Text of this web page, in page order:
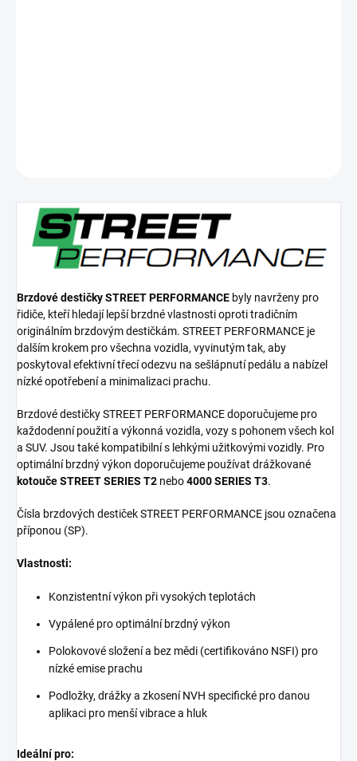
Brzdové destičky STREET PERFORMANCE byly navrženy pro
řidiče, kteří hledají lepší brzdné vlastnosti oproti tradičním
originálním brzdovým destičkám. STREET PERFORMANCE je
dalším krokem pro všechna vozidla, vyvinutým tak, aby
poskytoval efektivní třecí odezvu na sešlápnutí pedálu a nabízel
nízké opotřebení a minimalizaci prachu.
Brzdové destičky STREET PERFORMANCE doporučujeme pro
každodenní použití a výkonná vozidla, vozy s pohonem všech kol
a SUV. Jsou také kompatibilní s lehkými užitkovými vozidly. Pro
optimální brzdný výkon doporučujeme používat drážkované
kotouče STREET SERIES T2 nebo4000 SERIES T3.
Čísla brzdových destiček STREET PERFORMANCE jsou označena
příponou (SP).
Vlastnosti:
Konzistentní výkon při vysokých teplotách
Vypálené pro optimální brzdný výkon
Polokovové složení a bez mědi (certifikováno NSFI) pro
nízké emise prachu
Podložky, drážky a zkosení NVH specifické pro danou
aplikaci pro menší vibrace a hluk
Ideální pro: